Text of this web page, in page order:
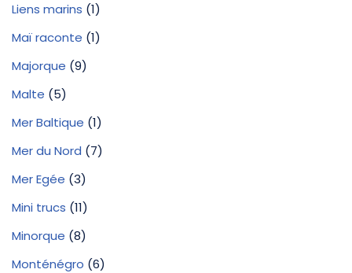
Liens marins (1)
Maï raconte (1)
Majorque (9)
Malte (5)
Mer Baltique (1)
Mer du Nord (7)
Mer Egée (3)
Mini trucs (11)
Minorque (8)
Monténégro (6)